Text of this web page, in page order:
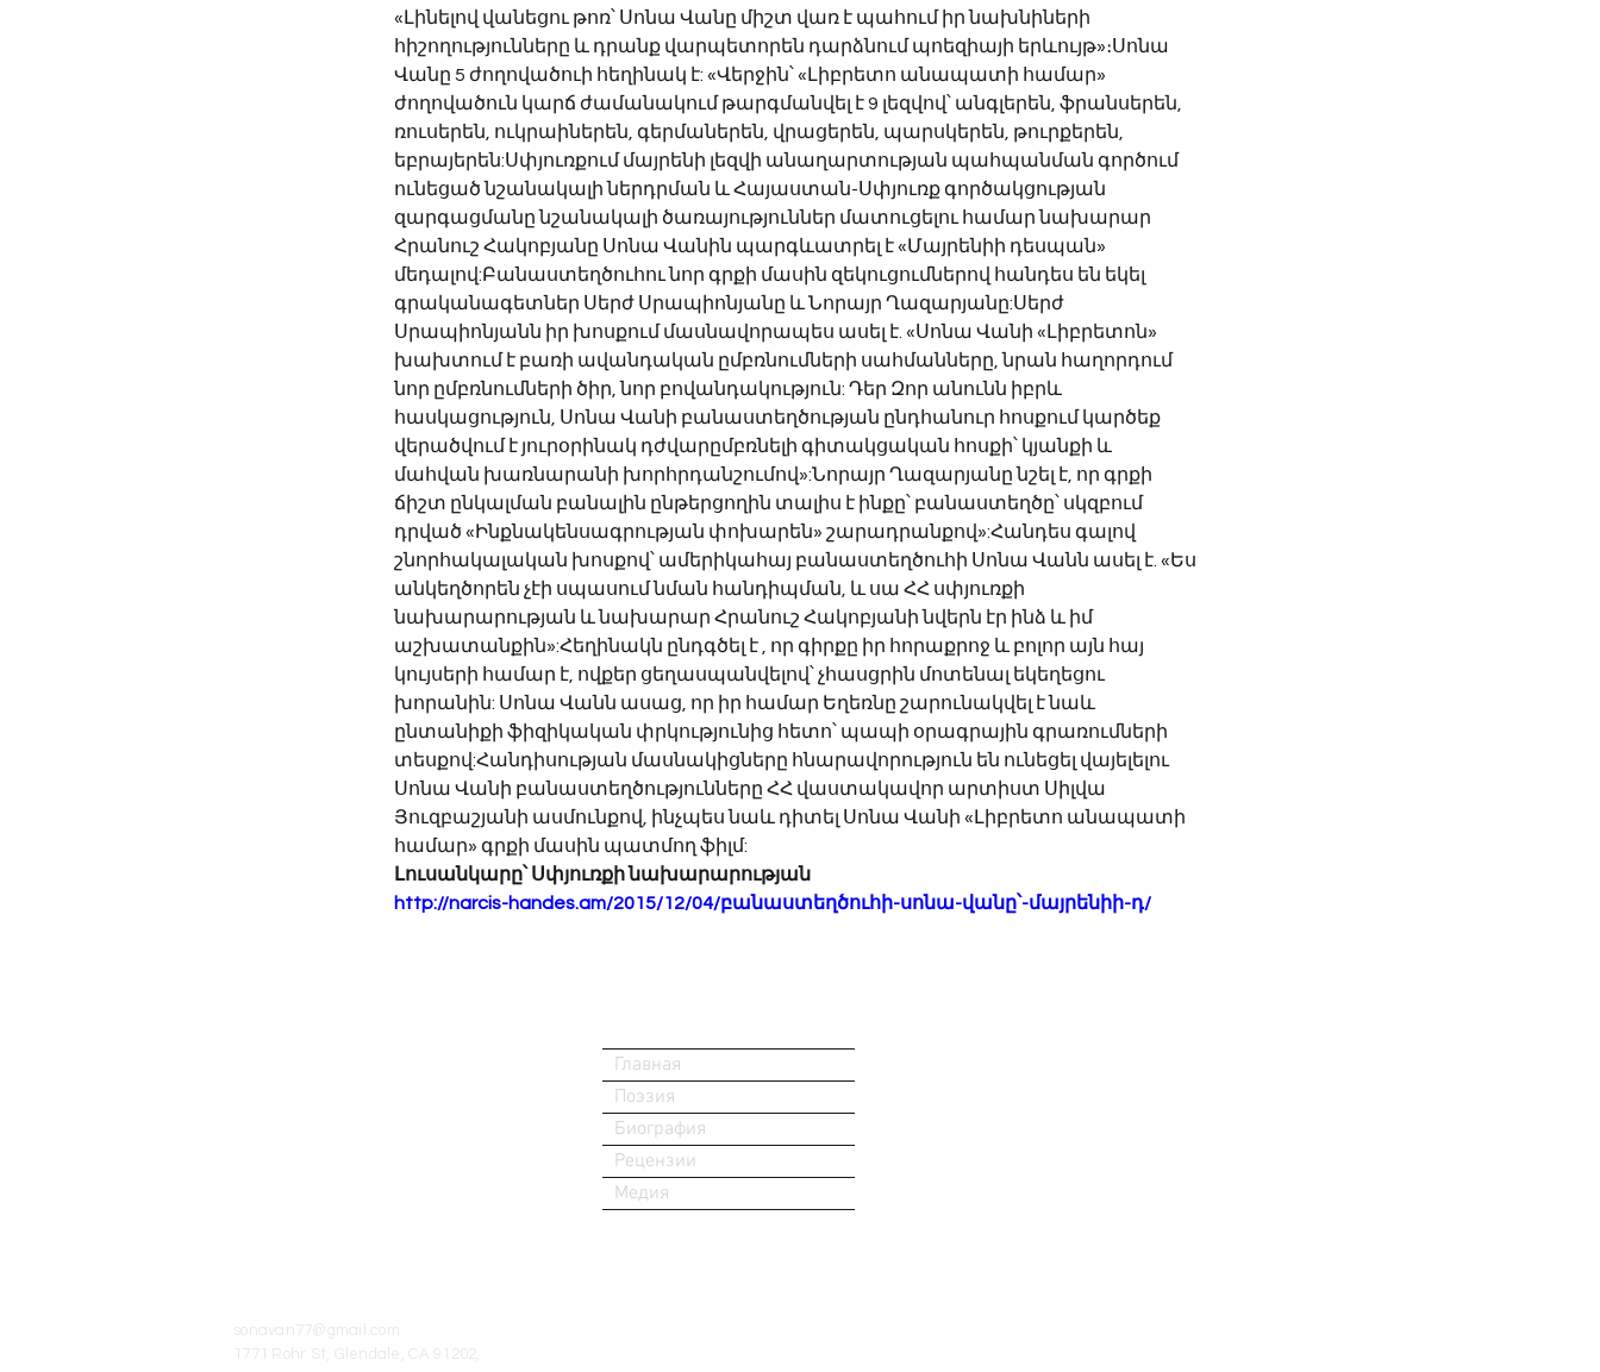
«Լինելով վանեցու թոռ՝ Սոնա Վանը միշտ վառ է պահում իր նախնիների
հիշողությունները և դրանք վարպետորեն դարձնում պոեզիայի երևույթ»։Սոնա
Վանը 5 ժողովածուի հեղինակ է: «Վերջին՝ «Լիբրետո անապատի համար»
ժողովածուն կարճ ժամանակում թարգմանվել է 9 լեզվով՝ անգլերեն, ֆրանսերեն,
ռուսերեն, ուկրաիներեն, գերմաներեն, վրացերեն, պարսկերեն, թուրքերեն,
եբրայերեն:Սփյուռքում մայրենի լեզվի անաղարտության պահպանման գործում
ունեցած նշանակալի ներդրման և Հայաստան-Սփյուռք գործակցության
զարգացմանը նշանակալի ծառայություններ մատուցելու համար նախարար
Հրանուշ Հակոբյանը Սոնա Վանին պարգևատրել է «Մայրենիի դեսպան»
մեդալով:Բանաստեղծուհու նոր գրքի մասին զեկուցումներով հանդես են եկել
գրականագետներ Սերժ Սրապիոնյանը և Նորայր Ղազարյանը:Սերժ
Սրապիոնյանն իր խոսքում մասնավորապես ասել է. «Սոնա Վանի «Լիբրետոն»
խախտում է բառի ավանդական ըմբռնումների սահմանները, նրան հաղորդում
նոր ըմբռնումների ծիր, նոր բովանդակություն: Դեր Զոր անունն իբրև
հասկացություն, Սոնա Վանի բանաստեղծության ընդհանուր հոսքում կարծեք
վերածվում է յուրօրինակ դժվարըմբռնելի գիտակցական հոսքի՝ կյանքի և
մահվան խառնարանի խորհրդանշումով»:Նորայր Ղազարյանը նշել է, որ գրքի
ճիշտ ընկալման բանալին ընթերցողին տալիս է ինքը՝ բանաստեղծը՝ սկզբում
դրված «Ինքնակենսագրության փոխարեն» շարադրանքով»:Հանդես գալով
շնորհակալական խոսքով՝ ամերիկահայ բանաստեղծուհի Սոնա Վանն ասել է. «Ես
անկեղծորեն չէի սպասում նման հանդիպման, և սա ՀՀ սփյուռքի
նախարարության և նախարար Հրանուշ Հակոբյանի նվերն էր ինձ և իմ
աշխատանքին»:Հեղինակն ընդգծել է , որ գիրքը իր հորաքրոջ և բոլոր այն հայ
կույսերի համար է, ովքեր ցեղասպանվելով՝ չհասցրին մոտենալ եկեղեցու
խորանին: Սոնա Վանն ասաց, որ իր համար Եղեռնը շարունակվել է նաև
ընտանիքի ֆիզիկական փրկությունից հետո՝ պապի օրագրային գրառումների
տեսքով:Հանդիսության մասնակիցները հնարավորություն են ունեցել վայելելու
Սոնա Վանի բանաստեղծությունները ՀՀ վաստակավոր արտիստ Սիլվա
Յուզբաշյանի ասմունքով, ինչպես նաև դիտել Սոնա Վանի «Լիբրետո անապատի
համար» գրքի մասին պատմող ֆիլմ:
Լուսանկարը՝ Սփյուռքի նախարարության
http://narcis-handes.am/2015/12/04/բանաստեղծուհի-սոնա-վանը՝-մայրենիի-դ/
Главная
Поэзия
Биография
Рецензии
Медия
sonavan77@gmail.com
1771 Rohr St, Glendale, CA 91202,